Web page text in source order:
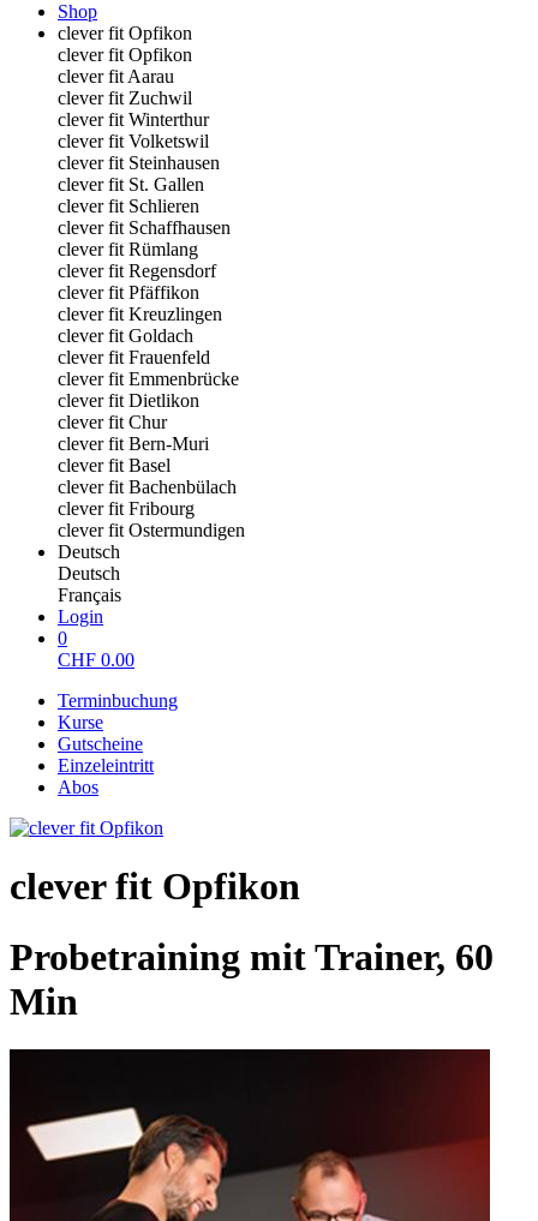
Shop
clever fit Opfikon
clever fit Opfikon
clever fit Aarau
clever fit Zuchwil
clever fit Winterthur
clever fit Volketswil
clever fit Steinhausen
clever fit St. Gallen
clever fit Schlieren
clever fit Schaffhausen
clever fit Rümlang
clever fit Regensdorf
clever fit Pfäffikon
clever fit Kreuzlingen
clever fit Goldach
clever fit Frauenfeld
clever fit Emmenbrücke
clever fit Dietlikon
clever fit Chur
clever fit Bern-Muri
clever fit Basel
clever fit Bachenbülach
clever fit Fribourg
clever fit Ostermundigen
Deutsch
Deutsch
Français
Login
0
CHF 0.00
Terminbuchung
Kurse
Gutscheine
Einzeleintritt
Abos
clever fit Opfikon
Probetraining mit Trainer, 60
Min